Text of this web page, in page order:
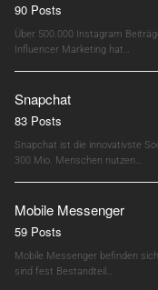
90 Posts
Über 500.000 Instagram
Influencer Marketing hat…
Snapchat
83 Posts
Snapchat ist die innovativste
300 Mio. Menschen nutzen…
Mobile Messenger
59 Posts
Mobile Messenger befinden
sind fest Bestandteil…